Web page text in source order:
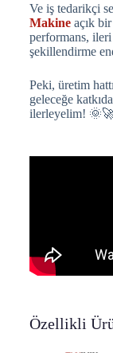
Ve iş tedarikçi
Makineaçık bir
performans,
şekillendirme
Peki, üretim
geleceğe
ilerleyelim!
Özellikli